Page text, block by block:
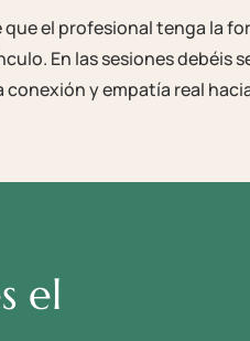
el profesional tenga la
En las sesiones debéis
y empatía real
el